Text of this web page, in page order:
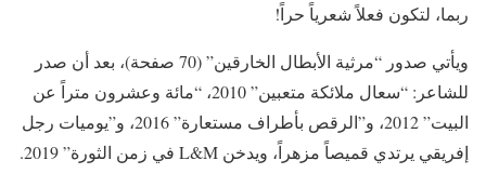
ربما، لتكون فعلاً شعرياً حراً!
ويأتي صدور “مرثية الأبطال الخارقين” (70 صفحة)، بعد أن صدر
للشاعر: “سعال ملائكة متعبين” 2010، “مائة وعشرون متراً عن
البيت” 2012، و”الرقص بأطراف مستعارة” 2016، و”يوميات رجل
إفريقي يرتدي قميصاً مزهراً، ويدخن L&M في زمن الثورة” 2019.